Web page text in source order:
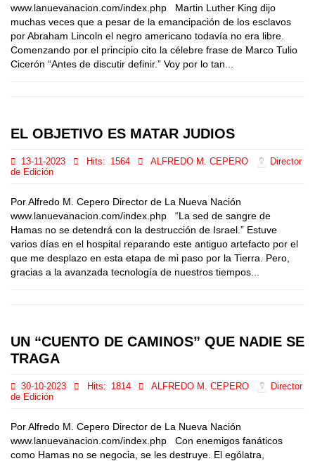
www.lanuevanacion.com/index.php Martin Luther King dijo
muchas veces que a pesar de la emancipación de los esclavos
por Abraham Lincoln el negro americano todavía no era libre.
Comenzando por el principio cito la célebre frase de Marco Tulio
Cicerón “Antes de discutir definir.” Voy por lo tan...
EL OBJETIVO ES MATAR JUDIOS
13-11-2023 Hits: 1564 ALFREDO M. CEPERO
Director
de Edición
Por Alfredo M. Cepero Director de La Nueva Nación
www.lanuevanacion.com/index.php “La sed de sangre de
Hamas no se detendrá con la destrucción de Israel.” Estuve
varios días en el hospital reparando este antiguo artefacto por el
que me desplazo en esta etapa de mi paso por la Tierra. Pero,
gracias a la avanzada tecnología de nuestros tiempos...
UN “CUENTO DE CAMINOS” QUE NADIE SE
TRAGA
30-10-2023 Hits: 1814 ALFREDO M. CEPERO
Director
de Edición
Por Alfredo M. Cepero Director de La Nueva Nación
www.lanuevanacion.com/index.php Con enemigos fanáticos
como Hamas no se negocia, se les destruye. El ególatra,